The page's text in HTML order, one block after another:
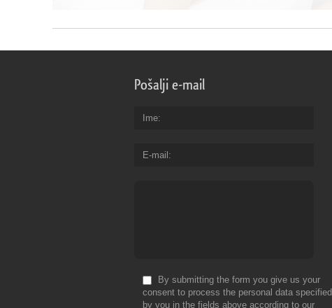
Pošalji e-mail
Ime
E-mail
By submitting the form you give us your
consent to process the personal data specified
by you in the fields above according to our